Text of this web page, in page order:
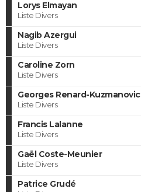
Lorys Elmayan
Liste Divers
Nagib Azergui
Liste Divers
Caroline Zorn
Liste Divers
Georges Renard-Kuzmanovic
Liste Divers
Francis Lalanne
Liste Divers
Gaël Coste-Meunier
Liste Divers
Patrice Grudé